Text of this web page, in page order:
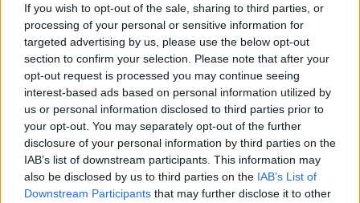
If you wish to opt-out of the sale, sharing to third parties, or
processing of your personal or sensitive information for
targeted advertising by us, please use the below opt-out
section to confirm your selection. Please note that after your
opt-out request is processed you may continue seeing
interest-based ads based on personal information utilized by
us or personal information disclosed to third parties prior to
your opt-out. You may separately opt-out of the further
disclosure of your personal information by third parties on the
IAB’s list of downstream participants. This information may
also be disclosed by us to third parties on the IAB’s List of
Downstream Participants that may further disclose it to other
Celníci odhalili gang překupníků papoušků, zajistili
stovku ptáků
5.8.2026 20:13 (ČTK)
Celníci odhalili gang
překupníků chráněných druhů
papoušků působící v několika
krajích a zajistili asi stovku
ptáků. S odchytem a
zajištěním zvířat celníkům pomohly zoo v Praze, Zlíně a Ostravě. V
ostravské zahradě také papoušci nalezli dočasné útočiště. V
tiskové zprávě nawebucelníků to oznámila mluvčí Celní správy ČR
Martina Kaňková. Případem se zabývá policie.